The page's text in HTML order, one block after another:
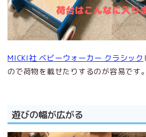
MICKI社 ベビーウォーカー クラシック
ので荷物を載せたりするのが容易です。
遊びの幅が広がる